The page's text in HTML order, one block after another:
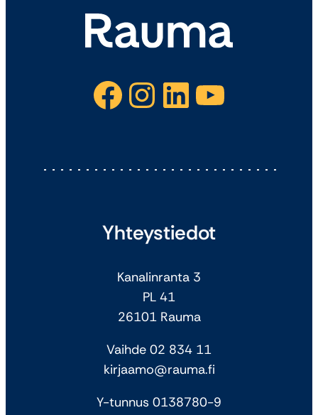
Facebook Instagram LinkedIn YouTube
Yhteystiedot
Kanalinranta 3
PL 41
26101 Rauma
Vaihde 02 834 11
kirjaamo@rauma.fi
Y-tunnus 0138780-9